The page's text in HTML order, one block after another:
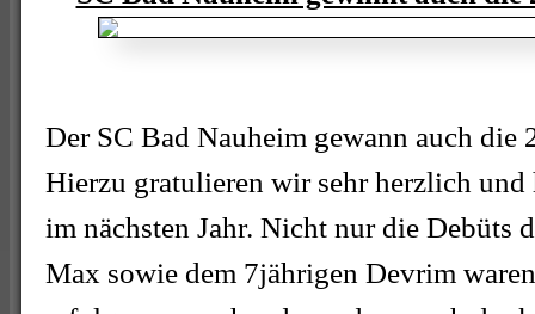
Der SC Bad Nauheim gewann auch die
Hierzu gratulieren wir sehr herzlich
im nächsten Jahr. Nicht nur die Debüts
Max sowie dem 7jährigen Devrim